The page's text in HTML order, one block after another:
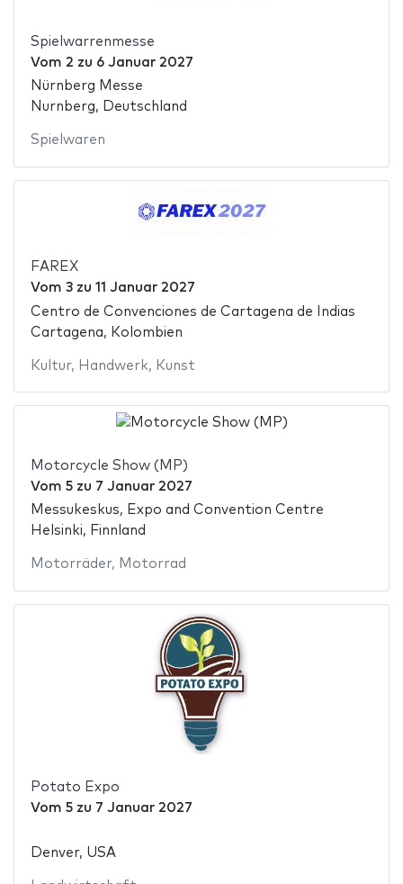
Spielwarrenmesse
Vom 2 zu 6 Januar 2027
Nürnberg Messe
Nurnberg, Deutschland
Spielwaren
FAREX
Vom 3zu 11 Januar 2027
Centro de Convenciones de Cartagena de Indias
Cartagena, Kolombien
Kultur, Handwerk, Kunst
Motorcycle Show (MP)
Vom 5zu 7 Januar 2027
Messukeskus, Expo and Convention Centre
Helsinki, Finnland
Motorräder, Motorrad
Potato Expo
Vom 5zu 7 Januar 2027
Denver, USA